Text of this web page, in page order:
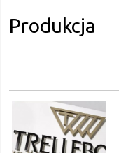
Produkcja